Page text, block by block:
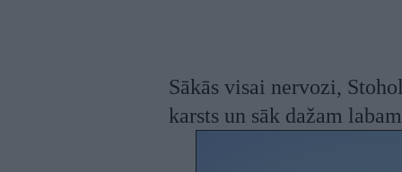
Sākās visai nervozi,
karsts un sāk dažam